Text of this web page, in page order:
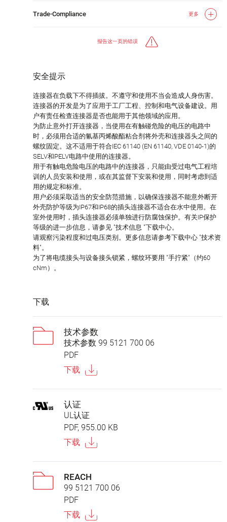
Trade-Compliance 更多
报告这一页的错误
安全提示
连接器在负载下不得插拔。不遵守和使用不当会造成人身伤害。
连接器的开发是为了应用于工厂工程、控制和电气设备建设。用
户有责任检查连接器是否也能用于其他领域的应用。
为防止意外打开连接器，当使用在有触碰危险的电压的电路中
时，必须用合适的氰基丙烯酸酯粘合剂将外壳和连接器头之间的
螺纹固定。这不适用于符合IEC 61140 (EN 61140, VDE 0140-1)的
SELV和PELV电路中使用的连接器。
用于有触电危险电压的电路中的连接器，只能由受过电气工程培
训的人员安装和使用，或在其监督下安装和使用，同时考虑到适
用的规定和标准。
用户必须采取适当的安全防范措施，以确保连接器不能意外断开
外壳防护等级为IP67和IP68的插头连接器不适合在水中使用。在
室外使用时，插头连接器必须单独进行防腐蚀保护。有关IP保护
等级的进一步信息，请参见 "技术信息 "下载中心。
请观察污染程度和过电压类别。更多信息请参考下载中心 "技术资
料"。
为了将电缆接头与设备接头锁紧，螺纹环要用 "手拧紧"（约60
cNm）。
下载
技术参数
技术参数 99 5121 700 06
PDF
下载
认证
UL认证
PDF, 955.00 KB
下载
REACH
99 5121 700 06
PDF
下载